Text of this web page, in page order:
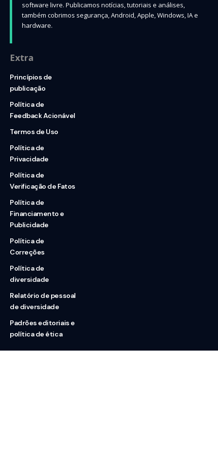
software livre. Publicamos notícias, tutoriais e análises,
também cobrimos segurança, Android, Apple, Windows, IA e
hardware.
Extra
Princípios de
publicação
Política de
Feedback Acionável
Termos de Uso
Política de
Privacidade
Política de
Verificação de Fatos
Política de
Financiamento e
Publicidade
Política de
Correções
Política de
diversidade
Relatório de pessoal
de diversidade
Padrões editoriais e
política de ética